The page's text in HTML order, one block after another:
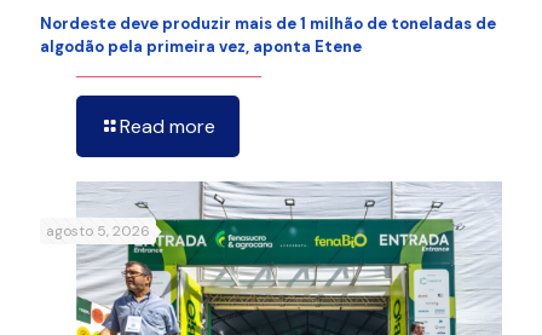
Nordeste deve produzir mais de 1 milhão de toneladas de
algodão pela primeira vez, aponta Etene
Read more
agosto 5, 2026